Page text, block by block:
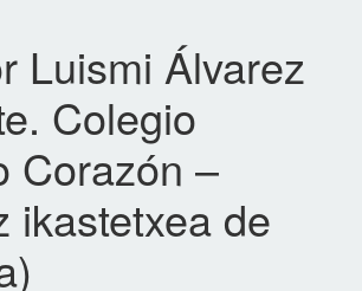
Luismi Álvarez
Colegio
Corazón –
ikastetxea de